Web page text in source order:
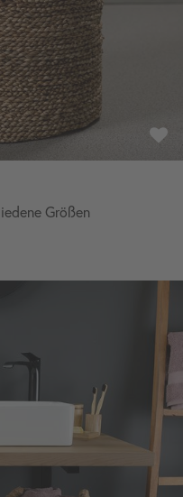
Größen